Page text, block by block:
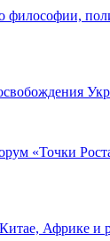
философии,
«Точки
Африке и